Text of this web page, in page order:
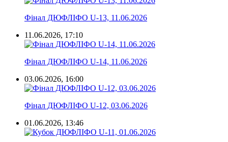
Фінал ДЮФЛІФО U-13, 11.06.2026
11.06.2026, 17:10
Фінал ДЮФЛІФО U-14, 11.06.2026
03.06.2026, 16:00
Фінал ДЮФЛІФО U-12, 03.06.2026
01.06.2026, 13:46